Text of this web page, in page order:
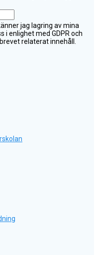
jag lagring av mina
i enlighet med GDPR och
relaterat innehåll.